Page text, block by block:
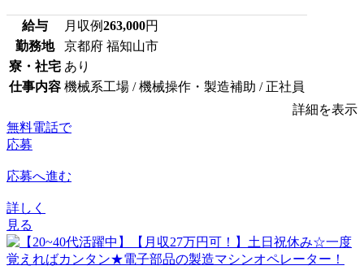
給与 月収例263,000円
勤務地
京都府 福知山市
寮・社宅 あり
仕事内容 機械系工場 / 機械操作・製造補助 / 正社員
詳細を表示
無料電話で
応募
応募へ進む
詳しく
見る